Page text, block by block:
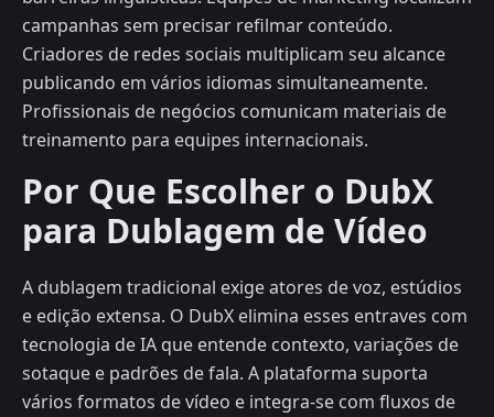
campanhas sem precisar refilmar conteúdo.
Criadores de redes sociais multiplicam seu alcance
publicando em vários idiomas simultaneamente.
Profissionais de negócios comunicam materiais de
treinamento para equipes internacionais.
Por Que Escolher o DubX
para Dublagem de Vídeo
A dublagem tradicional exige atores de voz, estúdios
e edição extensa. O DubX elimina esses entraves com
tecnologia de IA que entende contexto, variações de
sotaque e padrões de fala. A plataforma suporta
vários formatos de vídeo e integra-se com fluxos de